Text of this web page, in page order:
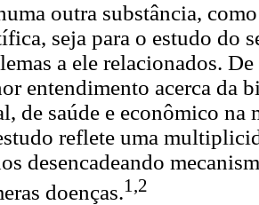
outra substância,
seja para o estudo do
a ele relacionados.
entendimento acerca da
de saúde e econômico na
reflete uma
desencadeando
doenças.1,2